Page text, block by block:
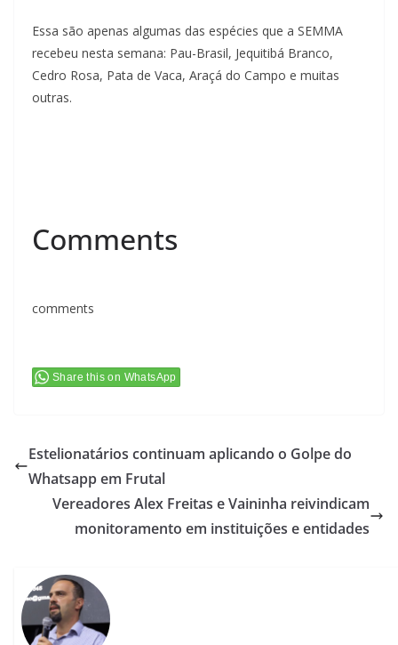
Essa são apenas algumas das espécies que a SEMMA
recebeu nesta semana: Pau-Brasil, Jequitibá Branco,
Cedro Rosa, Pata de Vaca, Araçá do Campo e muitas
outras.
Comments
comments
Share this on WhatsApp
Estelionatários continuam aplicando o Golpe do
Whatsapp em Frutal
Vereadores Alex Freitas e Vaininha reivindicam
monitoramento em instituições e entidades